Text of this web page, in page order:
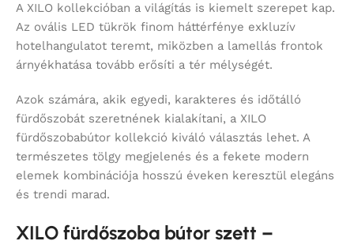
A XILO kollekcióban a világítás is kiemelt szerepet kap.
Az ovális LED tükrök finom háttérfénye exkluzív
hotelhangulatot teremt, miközben a lamellás frontok
árnyékhatása tovább erősíti a tér mélységét.
Azok számára, akik egyedi, karakteres és időtálló
fürdőszobát szeretnének kialakítani, a XILO
fürdőszobabútor kollekció kiváló választás lehet. A
természetes tölgy megjelenés és a fekete modern
elemek kombinációja hosszú éveken keresztül elegáns
és trendi marad.
XILO fürdőszoba bútor szett –